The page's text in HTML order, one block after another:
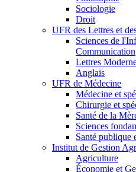
Sociologie
Droit
UFR des Lettres et
Sciences de
Communication
Lettres
Anglais
UFR de Médecine
Médecine et
Chirurgie et
Santé de la
Sciences
Santé publique
Institut de Gestion
Agriculture
Économie et